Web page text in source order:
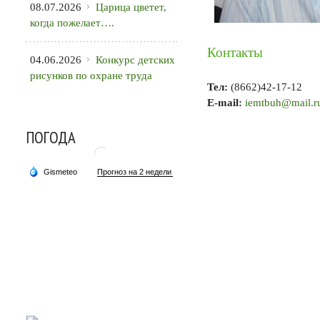
08.07.2026
Царица цветет,
когда пожелает….
04.06.2026
Конкурс детских
рисунков по охране труда
ПОГОДА
Контакты
Тел: (8662)42-17-12
E-mail: